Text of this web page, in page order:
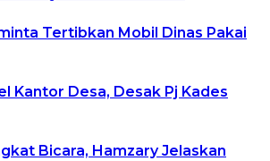
Tertibkan Mobil Dinas Pakai
Kantor Desa, Desak Pj Kades
Bicara, Hamzary Jelaskan